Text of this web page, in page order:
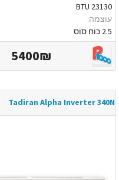
23130 BTU
עוצמה:
2.5 כוח סוס
5400₪
Tadiran Alpha Inverter 340N